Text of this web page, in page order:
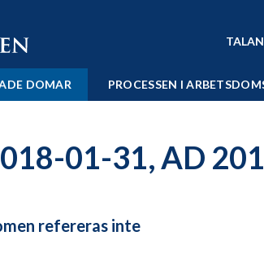
DOMAR PROCESSEN I
01-31, AD
refereras inte